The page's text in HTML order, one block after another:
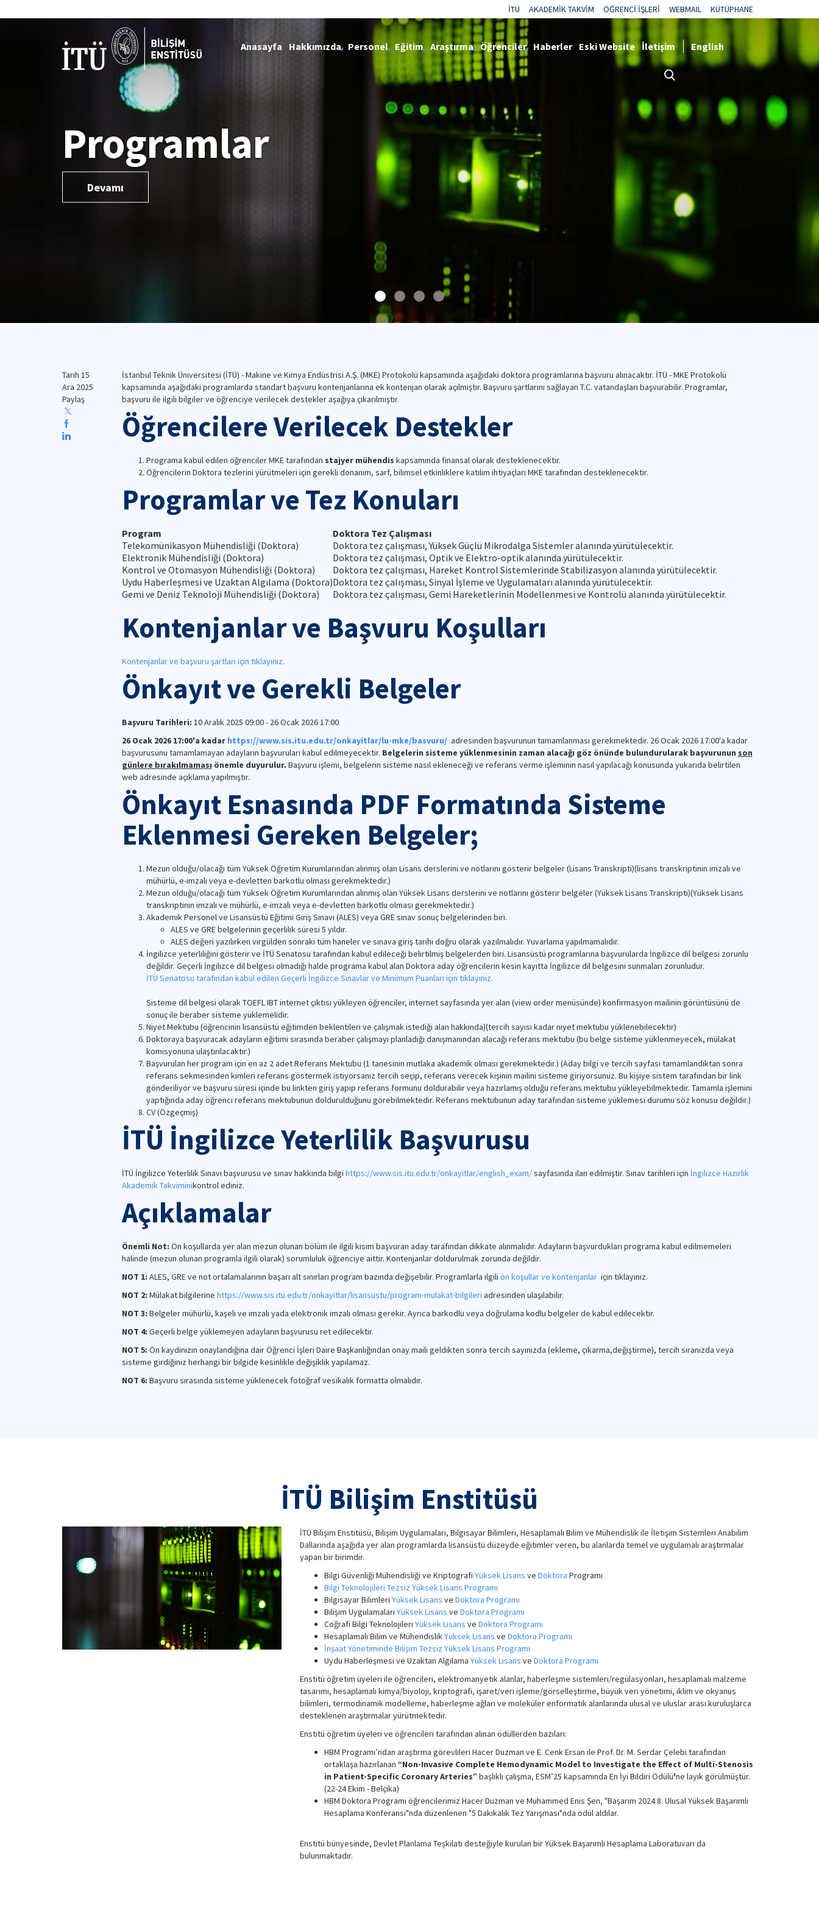
İTÜ AKADEMİK TAKVİM ÖĞRENCİ İŞLERİ WEBMAIL KÜTÜPHANE
Anasayfa Hakkımızda Personel Eğitim Araştırma Öğrenciler Haberler Eski Website İletişim English
Programlar
Devamı
İstanbul Teknik Üniversitesi (İTÜ) - Makine ve Kimya Endüstrisi A.Ş. (MKE) Protokolü kapsamında aşağıdaki doktora programlarına başvuru alınacaktır. İTÜ - MKE Protokolü
kapsamında aşağıdaki programlarda standart başvuru kontenjanlarına ek kontenjan olarak açılmıştır. Başvuru şartlarını sağlayan T.C. vatandaşları başvurabilir. Programlar,
başvuru ile ilgili bilgiler ve öğrenciye verilecek destekler aşağıya çıkarılmıştır.
Öğrencilere Verilecek Destekler
Programa kabul edilen öğrenciler MKE tarafından stajyer mühendis kapsamında finansal olarak desteklenecektir.
Öğrencilerin Doktora tezlerini yürütmeleri için gerekli donanım, sarf, bilimsel etkinliklere katılım ihtiyaçları MKE tarafından desteklenecektir.
Programlar ve Tez Konuları
Program
Doktora Tez Çalışması
Telekomünikasyon Mühendisliği (Doktora)
Doktora tez çalışması, Yüksek Güçlü Mikrodalga Sistemler alanında yürütülecektir.
Elektronik Mühendisliği (Doktora)
Doktora tez çalışması, Optik ve Elektro-optik alanında yürütülecektir.
Kontrol ve Otomasyon Mühendisliği (Doktora)
Doktora tez çalışması, Hareket Kontrol Sistemlerinde Stabilizasyon alanında yürütülecektir.
Uydu Haberleşmesi ve Uzaktan Algılama (Doktora)Doktora tez çalışması, Sinyal İşleme ve Uygulamaları alanında yürütülecektir.
Gemi ve Deniz Teknoloji Mühendisliği (Doktora)
Doktora tez çalışması, Gemi Hareketlerinin Modellenmesi ve Kontrolü alanında yürütülecektir.
Kontenjanlar ve Başvuru Koşulları
Kontenjanlar ve başvuru şartları için tıklayınız.
Önkayıt ve Gerekli Belgeler
Başvuru Tarihleri: 10 Aralık 2025 09:00 - 26 Ocak 2026 17:00
26 Ocak 2026 17:00'a kadar https://www.sis.itu.edu.tr/onkayitlar/lu-mke/basvuru/ adresinden başvurunun tamamlanması gerekmektedir. 26 Ocak 2026 17:00'a kadar
başvurusunu tamamlamayan adayların başvuruları kabul edilmeyecektir. Belgelerin sisteme yüklenmesinin zaman alacağı göz önünde bulundurularak başvurunun son
günlere bırakılmaması önemle duyurulur. Başvuru işlemi, belgelerin sisteme nasıl ekleneceği ve referans verme işleminin nasıl yapılacağı konusunda yukarıda belirtilen
web adresinde açıklama yapılmıştır.
Önkayıt Esnasında PDF Formatında Sisteme
Eklenmesi Gereken Belgeler;
Mezun olduğu/olacağı tüm Yüksek Öğretim Kurumlarından alınmış olan Lisans derslerini ve notlarını gösterir belgeler (Lisans Transkripti)(lisans transkriptinin imzalı ve
mühürlü, e-imzalı veya e-devletten barkotlu olması gerekmektedir.)
Mezun olduğu/olacağı tüm Yüksek Öğretim Kurumlarından alınmış olan Yüksek Lisans derslerini ve notlarını gösterir belgeler (Yüksek Lisans Transkripti)(Yüksek Lisans
transkriptinin imzalı ve mühürlü, e-imzalı veya e-devletten barkotlu olması gerekmektedir.)
Akademik Personel ve Lisansüstü Eğitimi Giriş Sınavı (ALES) veya GRE sınav sonuç belgelerinden biri.
ALES ve GRE belgelerinin geçerlilik süresi 5 yıldır.
ALES değeri yazılırken virgülden sonraki tüm haneler ve sınava giriş tarihi doğru olarak yazılmalıdır. Yuvarlama yapılmamalıdır.
İngilizce yeterliliğini gösterir ve İTÜ Senatosu tarafından kabul edileceği belirtilmiş belgelerden biri. Lisansüstü programlarına başvurularda İngilizce dil belgesi zorunlu
değildir. Geçerli İngilizce dil belgesi olmadığı halde programa kabul alan Doktora aday öğrencilerin kesin kayıtta İngilizce dil belgesini sunmaları zorunludur.
İTÜ Senatosu tarafından kabul edilen Geçerli İngilizce Sınavlar ve Minimum Puanları için tıklayınız.
Sisteme dil belgesi olarak TOEFL IBT internet çıktısı yükleyen öğrenciler, internet sayfasında yer alan (view order menüsünde) konfirmasyon mailinin görüntüsünü de
sonuç ile beraber sisteme yüklemelidir.
Niyet Mektubu (öğrencinin lisansüstü eğitimden beklentileri ve çalışmak istediği alan hakkında)(tercih sayısı kadar niyet mektubu yüklenebilecektir)
Doktoraya başvuracak adayların eğitimi sırasında beraber çalışmayı planladığı danışmanından alacağı referans mektubu (bu belge sisteme yüklenmeyecek, mülakat
komisyonuna ulaştırılacaktır.)
Başvurulan her program için en az 2 adet Referans Mektubu (1 tanesinin mutlaka akademik olması gerekmektedir.) (Aday bilgi ve tercih sayfası tamamlandıktan sonra
referans sekmesinden kimleri referans göstermek istiyorsanız tercih seçip, referans verecek kişinin mailini sisteme giriyorsunuz. Bu kişiye sistem tarafından bir link
gönderiliyor ve başvuru süresi içinde bu linkten giriş yapıp referans formunu doldurabilir veya hazırlamış olduğu referans mektubu yükleyebilmektedir. Tamamla işlemini
yaptığında aday öğrenci referans mektubunun doldurulduğunu görebilmektedir. Referans mektubunun aday tarafından sisteme yüklemesi durumu söz konusu değildir.)
CV (Özgeçmiş)
İTÜ İngilizce Yeterlilik Başvurusu
İTÜ İngilizce Yeterlilik Sınavı başvurusu ve sınav hakkında bilgi https://www.sis.itu.edu.tr/onkayitlar/english_exam/sayfasında ilan edilmiştir. Sınav tarihleri için İngilizce Hazırlık
Akademik Takviminikontrol ediniz.
Açıklamalar
Önemli Not: Ön koşullarda yer alan mezun olunan bölüm ile ilgili kısım başvuran aday tarafından dikkate alınmalıdır. Adayların başvurdukları programa kabul edilmemeleri
halinde (mezun olunan programla ilgili olarak) sorumluluk öğrenciye aittir. Kontenjanlar doldurulmak zorunda değildir.
NOT 1: ALES, GRE ve not ortalamalarının başarı alt sınırları program bazında değişebilir. Programlarla ilgili ön koşullar ve kontenjanlar için tıklayınız.
NOT 2: Mülakat bilgilerine https://www.sis.itu.edu.tr/onkayitlar/lisansustu/program-mulakat-bilgileri adresinden ulaşılabilir.
NOT 3: Belgeler mühürlü, kaşeli ve imzalı yada elektronik imzalı olması gerekir. Ayrıca barkodlu veya doğrulama kodlu belgeler de kabul edilecektir.
NOT 4: Geçerli belge yüklemeyen adayların başvurusu ret edilecektir.
NOT 5: Ön kaydınızın onaylandığına dair Öğrenci İşleri Daire Başkanlığından onay maili geldikten sonra tercih sayınızda (ekleme, çıkarma,değiştirme), tercih sıranızda veya
sisteme girdiğiniz herhangi bir bilgide kesinlikle değişiklik yapılamaz.
NOT 6: Başvuru sırasında sisteme yüklenecek fotoğraf vesikalık formatta olmalıdır.
Tarih 15
Ara 2025
Paylaş
İTÜ Bilişim Enstitüsü
İTÜ Bilişim Enstitüsü, Bilişim Uygulamaları, Bilgisayar Bilimleri, Hesaplamalı Bilim ve Mühendislik ile İletişim Sistemleri Anabilim
Dallarında aşağıda yer alan programlarda lisansüstü düzeyde eğitimler veren, bu alanlarda temel ve uygulamalı araştırmalar
yapan bir birimdir.
Bilgi Güvenliği Mühendisliği ve Kriptografi Yüksek Lisans ve Doktora Programı
Bilgi Teknolojileri Tezsiz Yüksek Lisans Programı
Bilgisayar Bilimleri Yüksek Lisans ve Doktora Programı
Bilişim Uygulamaları Yüksek Lisans ve Doktora Programı
Coğrafi Bilgi Teknolojileri Yüksek Lisans ve Doktora Programı
Hesaplamalı Bilim ve MühendislikYüksek Lisans ve Doktora Programı
İnşaat Yönetiminde Bilişim Tezsiz Yüksek Lisans Programı
Uydu Haberleşmesi ve Uzaktan Algılama Yüksek Lisans ve Doktora Programı
Enstitü öğretim üyeleri ile öğrencileri, elektromanyetik alanlar, haberleşme sistemleri/regülasyonları, hesaplamalı malzeme
tasarımı, hesaplamalı kimya/biyoloji, kriptografi, işaret/veri işleme/görselleştirme, büyük veri yönetimi, iklim ve okyanus
bilimleri, termodinamik modelleme, haberleşme ağları ve moleküler enformatik alanlarında ulusal ve uluslar arası kuruluşlarca
desteklenen araştırmalar yürütmektedir.
Enstitü öğretim üyeleri ve öğrencileri tarafından alınan ödüllerden bazıları:
HBM Programı’ndan araştırma görevlileri Hacer Duzman ve E. Cenk Ersan ile Prof. Dr. M. Serdar Çelebi tarafından
ortaklaşa hazırlanan “Non-Invasive Complete Hemodynamic Model to Investigate the Effect of Multi-Stenosis
in Patient-Specific Coronary Arteries” başlıklı çalışma, ESM’25 kapsamında En İyi Bildiri Ödülü'ne layık görülmüştür.
(22-24 Ekim - Belçika)
HBM Doktora Programı öğrencilerimiz Hacer Duzman ve Muhammed Enis Şen, "Başarım 2024 8. Ulusal Yüksek Başarımlı
Hesaplama Konferansı"nda düzenlenen "5 Dakikalık Tez Yarışması"nda ödül aldılar.
Enstitü bünyesinde, Devlet Planlama Teşkilatı desteğiyle kurulan bir Yüksek Başarımlı Hesaplama Laboratuvarı da
bulunmaktadır.